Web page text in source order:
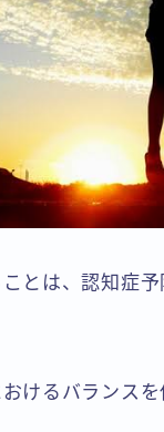
とは、認知症
けるバランス